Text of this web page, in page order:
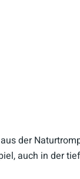
der
auch in der